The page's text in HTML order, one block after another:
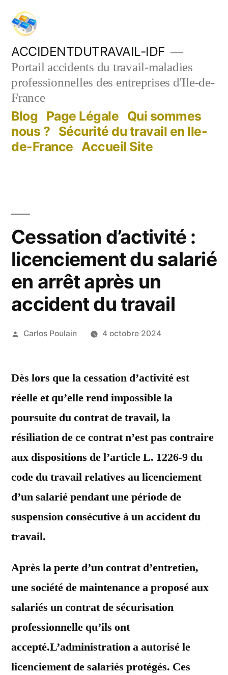
Aller
contenu
ACCIDENTDUTRAVAIL-IDF
Portail accidents du travail-maladies
professionnelles des entreprises d'Ile-de-
France
Blog Page Légale Qui sommes
nous ? Sécurité du travail en Ile-
de-France Accueil Site
Cessation d’activité :
licenciement du salarié
en arrêt après un
accident du travail
Publié
Carlos Poulain 4 octobre 2024
Dès lors que la cessation d’activité est
réelle et qu’elle rend impossible la
poursuite du contrat de travail, la
résiliation de ce contrat n’est pas contraire
aux dispositions de l’article L. 1226-9 du
code du travail relatives au licenciement
d’un salarié pendant une période de
suspension consécutive à un accident du
travail.
Après la perte d’un contrat d’entretien,
une société de maintenance a proposé aux
salariés un contrat de sécurisation
professionnelle qu’ils ont
accepté.L’administration a autorisé le
licenciement de salariés protégés. Ces